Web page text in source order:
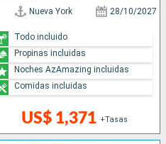
Nueva York 28/10/2027
US$ 1,371 +Tasas
Todo incluido
Propinas incluidas
Noches AzAmazing incluidas
Comidas incluidas